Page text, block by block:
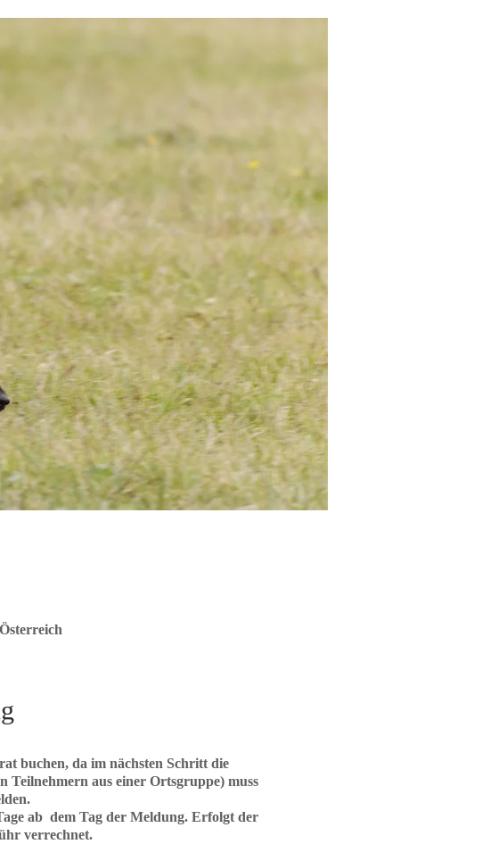
buchen, da im nächsten Schritt die
Teilnehmern aus einer Ortsgruppe) muss
ab dem Tag der Meldung. Erfolgt der
verrechnet.